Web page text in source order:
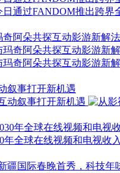
阿朵共探互动影游新解法
叙事打开新机遇
年全球在线视频和电视收